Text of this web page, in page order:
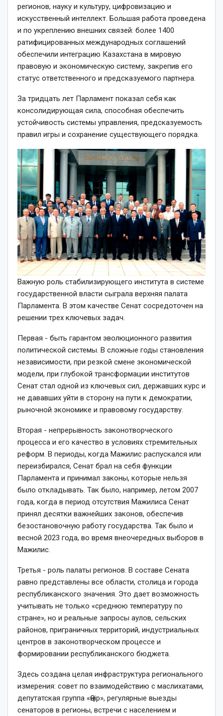
регионов, науку и культуру, цифровизацию и
искусственный интеллект. Большая работа проведена
и по укреплению внешних связей: более 1400
ратифицированных международных соглашений
обеспечили интеграцию Казахстана в мировую
правовую и экономическую систему, закрепив его
статус ответственного и предсказуемого партнера.
За тридцать лет Парламент показал себя как
консолидирующая сила, способная обеспечить
устойчивость системы управления, предсказуемость
правил игры и сохранение существующего порядка.
Важную роль стабилизирующего института в системе
государственной власти сыграла верхняя палата
Парламента. В этом качестве Сенат сосредоточен на
решении трех ключевых задач.
Первая ­- быть гарантом эволюционного развития
политической системы. В сложные годы становления
независимости, при резкой смене экономической
модели, при глубокой трансформации институтов
Сенат стал одной из ключевых сил, державших курс и
не дававших уйти в сторону на пути к демократии,
рыночной экономике и правовому государству.
Вторая -­ непрерывность законотворческого
процесса и его качество в условиях стремительных
реформ. В периоды, когда Мажилис распускался или
переизбирался, Сенат брал на себя функции
Парламента и принимал законы, которые нельзя
было откладывать. Так было, например, летом 2007
года, когда в период отсутствия Мажилиса Сенат
принял десятки важнейших законов, обеспечив
безостановочную работу государства. Так было и
весной 2023 года, во время внеочередных выборов в
Мажилис.
Третья -­ роль палаты регио­нов. В составе Сената
равно представлены все области, столица и города
республиканского значения. Это дает возможность
учитывать не только «среднюю температуру по
стране», но и реальные запросы аулов, сельских
райо­нов, приграничных территорий, индустриальных
центров в законотворческом процессе и
формировании республиканского бюджета.
Здесь создана целая инфраструктура регионального
измерения: совет по взаимодействию с маслихатами,
депутатская группа «Өңір», регулярные выезды
сенаторов в регионы, встречи с населением и